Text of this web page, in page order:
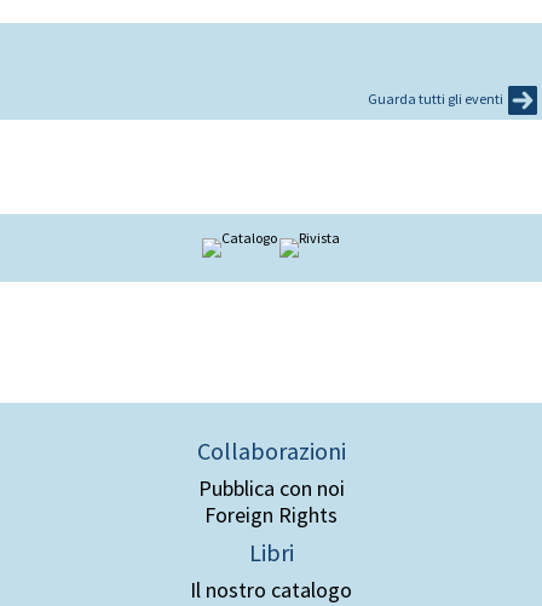
Guarda tutti gli eventi
Collaborazioni
Pubblica con noi
Foreign Rights
Libri
Il nostro catalogo